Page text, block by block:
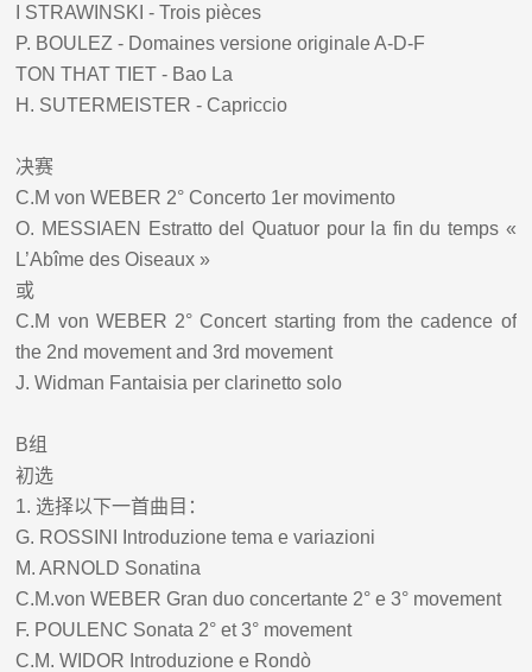
I STRAWINSKI - Trois pièces
P. BOULEZ - Domaines versione originale A-D-F
TON THAT TIET - Bao La
H. SUTERMEISTER - Capriccio
决赛
C.M von WEBER 2° Concerto 1er movimento
O. MESSIAEN Estratto del Quatuor pour la fin du temps «
L’Abîme des Oiseaux »
或
C.M von WEBER 2° Concert starting from the cadence of
the 2nd movement and 3rd movement
J. Widman Fantaisia per clarinetto solo
B组
初选
1. 选择以下一首曲目：
G. ROSSINI Introduzione tema e variazioni
M. ARNOLD Sonatina
C.M.von WEBER Gran duo concertante 2° e 3° movement
F. POULENC Sonata 2° et 3° movement
C.M. WIDOR Introduzione e Rondò